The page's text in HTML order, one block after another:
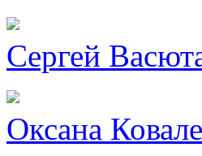
Сергей
Оксана